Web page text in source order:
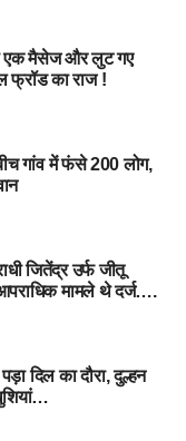
की मौत की जानकारी
सूरजाराम के चार
कैसे मुंह दिखाएंगे?
?
एक मैसेज और लुट गए
फ्रॉड का राज !
गांव में फंसे 200 लोग,
जितेंद्र उर्फ जीतू
मामले थे दर्ज….
दिल का दौरा, दुल्हन